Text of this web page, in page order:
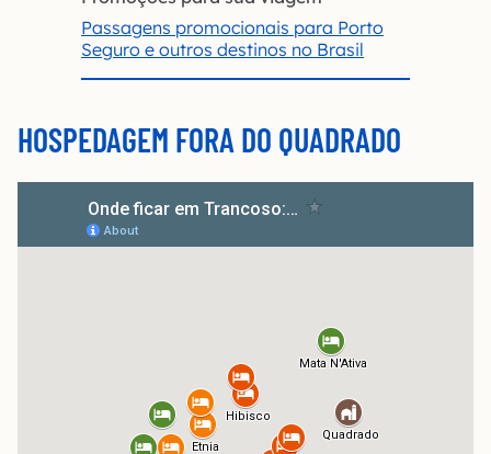
Passagens promocionais para Porto
Seguro e outros destinos no Brasil
HOSPEDAGEM FORA DO QUADRADO